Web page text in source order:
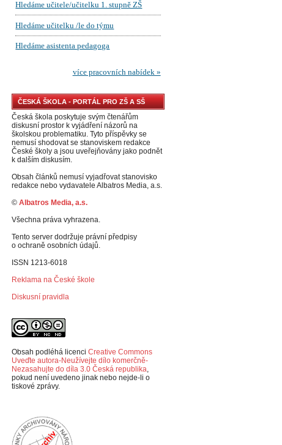
ČESKÁ ŠKOLA - PORTÁL PRO ZŠ A SŠ
Česká škola poskytuje svým čtenářům
diskusní prostor k vyjádření názorů na
školskou problematiku. Tyto příspěvky se
nemusí shodovat se stanoviskem redakce
České školy a jsou uveřejňovány jako podnět
k dalším diskusím.
Obsah článků nemusí vyjadřovat stanovisko
redakce nebo vydavatele Albatros Media, a.s.
© Albatros Media, a.s.
Všechna práva vyhrazena.
Tento server dodržuje právní předpisy
o ochraně osobních údajů.
ISSN 1213-6018
Reklama na České škole
Diskusní pravidla
Obsah podléhá licenci Creative Commons
Uveďte autora-Neužívejte dílo komerčně-
Nezasahujte do díla 3.0 Česká republika,
pokud není uvedeno jinak nebo nejde-li o
tiskové zprávy.